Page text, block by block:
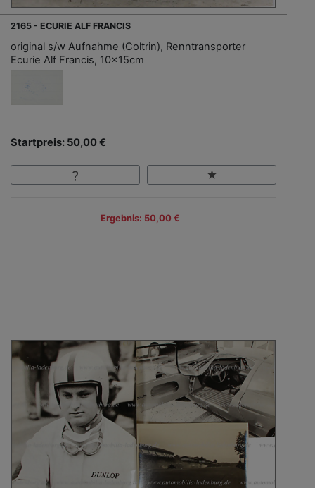
2165 - ECURIE ALF FRANCIS
original s/w Aufnahme (Coltrin), Renntransporter
Ecurie Alf Francis, 10x15cm
Startpreis: 50,00 €
Ergebnis: 50,00 €